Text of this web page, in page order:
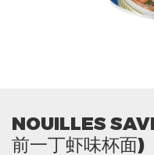
NOUILLES
前一丁虾味杯面)